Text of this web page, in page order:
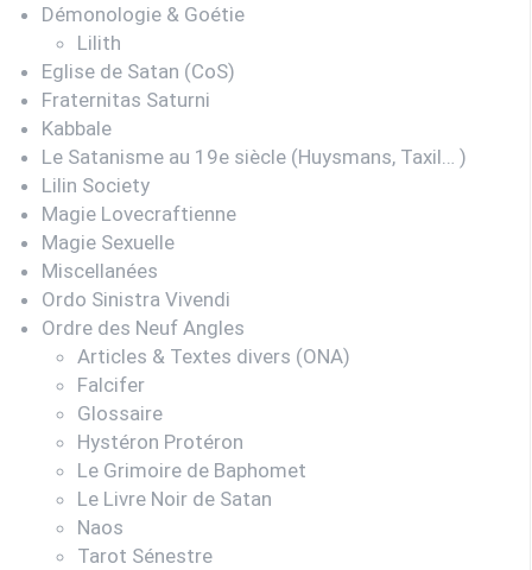
Démonologie & Goétie
Lilith
Eglise de Satan (CoS)
Fraternitas Saturni
Kabbale
Le Satanisme au 19e siècle (Huysmans, Taxil… )
Lilin Society
Magie Lovecraftienne
Magie Sexuelle
Miscellanées
Ordo Sinistra Vivendi
Ordre des Neuf Angles
Articles & Textes divers (ONA)
Falcifer
Glossaire
Hystéron Protéron
Le Grimoire de Baphomet
Le Livre Noir de Satan
Naos
Tarot Sénestre